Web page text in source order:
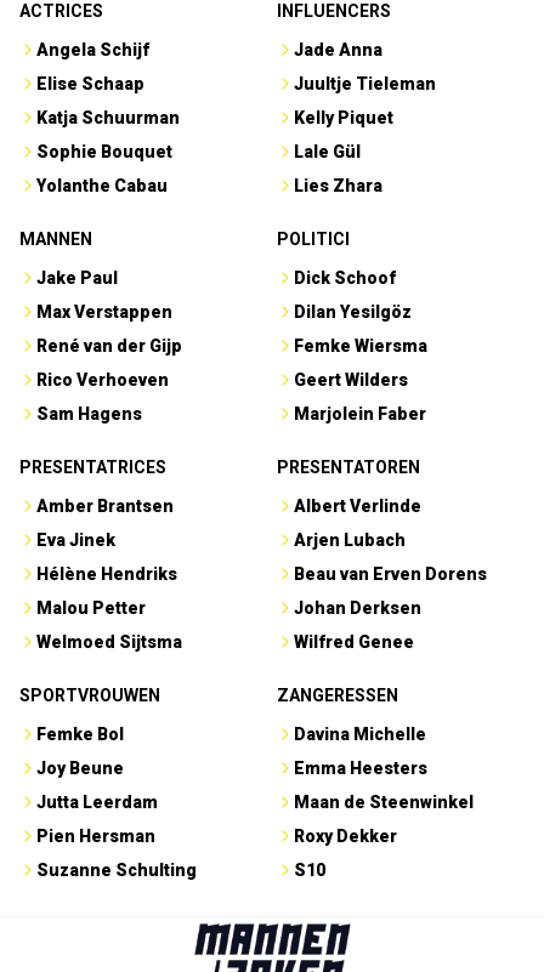
ACTRICES
Angela Schijf
Elise Schaap
Katja Schuurman
Sophie Bouquet
Yolanthe Cabau
INFLUENCERS
Jade Anna
Juultje Tieleman
Kelly Piquet
Lale Gül
Lies Zhara
MANNEN
Jake Paul
Max Verstappen
René van der Gijp
Rico Verhoeven
Sam Hagens
POLITICI
Dick Schoof
Dilan Yesilgöz
Femke Wiersma
Geert Wilders
Marjolein Faber
PRESENTATRICES
Amber Brantsen
Eva Jinek
Hélène Hendriks
Malou Petter
Welmoed Sijtsma
PRESENTATOREN
Albert Verlinde
Arjen Lubach
Beau van Erven Dorens
Johan Derksen
Wilfred Genee
SPORTVROUWEN
Femke Bol
Joy Beune
Jutta Leerdam
Pien Hersman
Suzanne Schulting
ZANGERESSEN
Davina Michelle
Emma Heesters
Maan de Steenwinkel
Roxy Dekker
S10